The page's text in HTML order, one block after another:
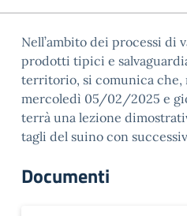
Nell’ambito dei processi di
prodotti tipici e
territorio, si comunica che,
mercoledì 05/02/2025 e
terrà una lezione
tagli del suino con
Documenti